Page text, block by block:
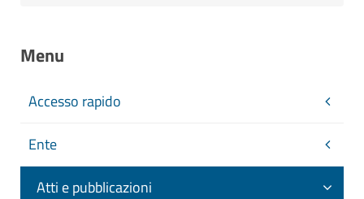
Menu
Accesso rapido
Ente
Atti e pubblicazioni